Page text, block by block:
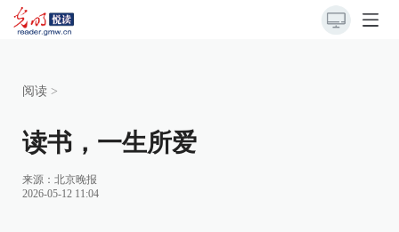
阅读 >
读书，一生所爱
来源： 北京晚报
2026-05-12 11:04